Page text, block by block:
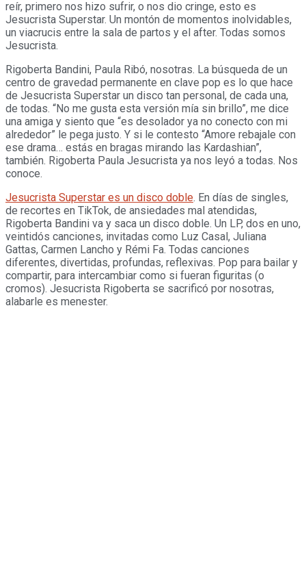
reír, primero nos hizo sufrir, o nos dio cringe, esto es
Jesucrista Superstar. Un montón de momentos inolvidables,
un viacrucis entre la sala de partos y el after. Todas somos
Jesucrista.
Rigoberta Bandini, Paula Ribó, nosotras. La búsqueda de un
centro de gravedad permanente en clave pop es lo que hace
de Jesucrista Superstar un disco tan personal, de cada una,
de todas. “No me gusta esta versión mía sin brillo”, me dice
una amiga y siento que “es desolador ya no conecto con mi
alrededor” le pega justo. Y si le contesto “Amore rebajale con
ese drama… estás en bragas mirando las Kardashian”,
también. Rigoberta Paula Jesucrista ya nos leyó a todas. Nos
conoce.
Jesucrista Superstar es un disco doble. En días de singles,
de recortes en TikTok, de ansiedades mal atendidas,
Rigoberta Bandini va y saca un disco doble. Un LP, dos en uno,
veintidós canciones, invitadas como Luz Casal, Juliana
Gattas, Carmen Lancho y Rémi Fa. Todas canciones
diferentes, divertidas, profundas, reflexivas. Pop para bailar y
compartir, para intercambiar como si fueran figuritas (o
cromos). Jesucrista Rigoberta se sacrificó por nosotras,
alabarle es menester.